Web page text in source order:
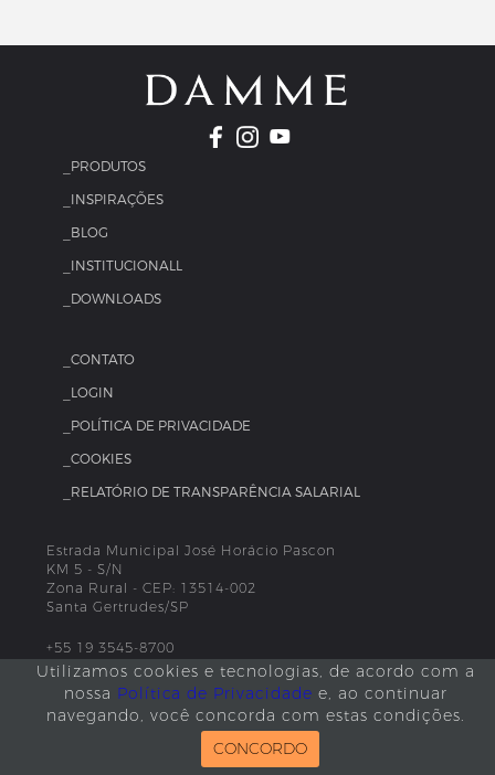
_PRODUTOS
_INSPIRAÇÕES
_BLOG
_INSTITUCIONALL
_DOWNLOADS
_CONTATO
_LOGIN
_POLÍTICA DE PRIVACIDADE
_COOKIES
_RELATÓRIO DE TRANSPARÊNCIA SALARIAL
Estrada Municipal José Horácio Pascon
KM 5 - S/N
Zona Rural - CEP: 13514-002
Santa Gertrudes/SP
+55 19 3545-8700
Utilizamos cookies e tecnologias, de acordo com a
nossa Política de Privacidade e, ao continuar
navegando, você concorda com estas condições.
CONCORDO